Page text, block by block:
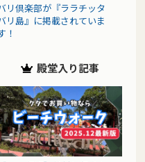
リ倶楽部が『ララチッタ
リ島』に掲載されていま
！
殿堂入り記事